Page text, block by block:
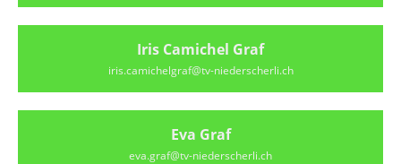
Iris Camichel Graf
iris.camichelgraf@tv-niederscherli.ch
Eva Graf
eva.graf@tv-niederscherli.ch